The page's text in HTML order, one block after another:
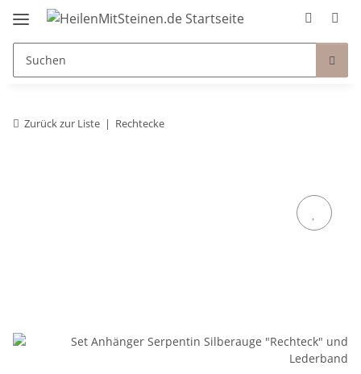
Zurück zur Liste Rechtecke